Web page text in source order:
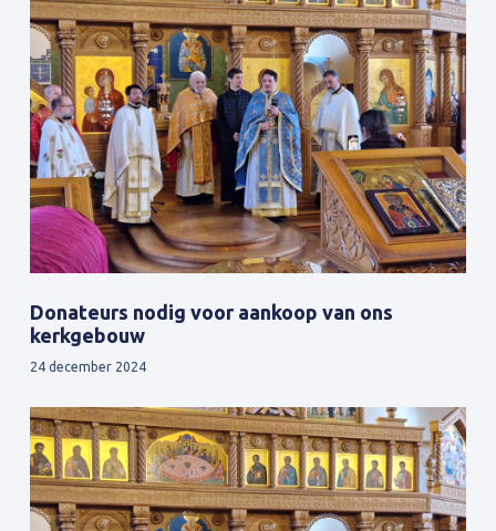
Donateurs nodig voor aankoop van ons
kerkgebouw
24 december 2024